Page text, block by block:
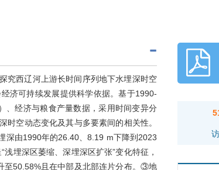
究西辽河上游长时间序列地下水埋深时空
济可持续发展提供科学依据。基于1990-
、经济与粮食产量数据，采用时间变异分
空动态变化及其与多要素间的相关性。
深由1990年的26.40、8.19 m下降到2023
埋深区萎缩、深埋深区扩张”变化特征，
至50.58%且在中部及北部连片分布。③地